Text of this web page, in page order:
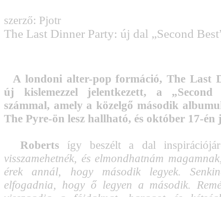
szerző: Pjotr
The Last Dinner Party: új dal „Second
A londoni alter-pop formáció, The Last
új kislemezzel jelentkezett, a „Second
számmal, amely a közelgő második
The Pyre-ön lesz hallható, és október 17-én
Roberts így beszélt a dal
visszamehetnék, és elmondhatnám
érek annál, hogy második legyek.
elfogadnia, hogy ő legyen a második.